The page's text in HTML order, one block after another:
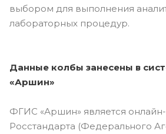
выбором для выполнения
лабораторных процедур.
Данные колбы занесены в
«Аршин»
ФГИС «Аршин» является
Росстандарта (Федерального